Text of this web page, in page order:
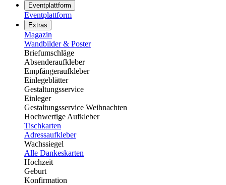
Eventplattform
Eventplattform
Extras
Magazin
Wandbilder & Poster
Briefumschläge
Absenderaufkleber
Empfängeraufkleber
Einlegeblätter
Gestaltungsservice
Einleger
Gestaltungsservice Weihnachten
Hochwertige Aufkleber
Tischkarten
Adressaufkleber
Wachssiegel
Alle Dankeskarten
Hochzeit
Geburt
Konfirmation